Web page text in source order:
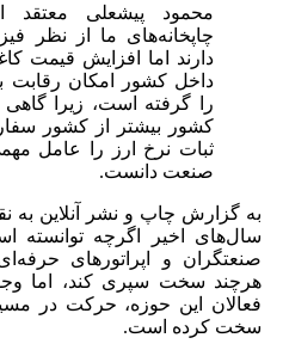
محمود پیشعلی معتقد
چاپخانه‌های ما از نظر
دارند اما افزایش قیمت
داخل کشور امکان رقابت
را گرفته است، زیرا گاهی
کشور بیشتر از کشور
ثبات نرخ ارز را عامل
صنعت دانست.
به گزارش چاپ و نشر آنلاین به
سال‌های اخیر اگرچه توانسته
صنعتگران و اپراتورهای
هرچند سخت سپری کند، اما
فعالان این حوزه، حرکت در
سخت کرده است.